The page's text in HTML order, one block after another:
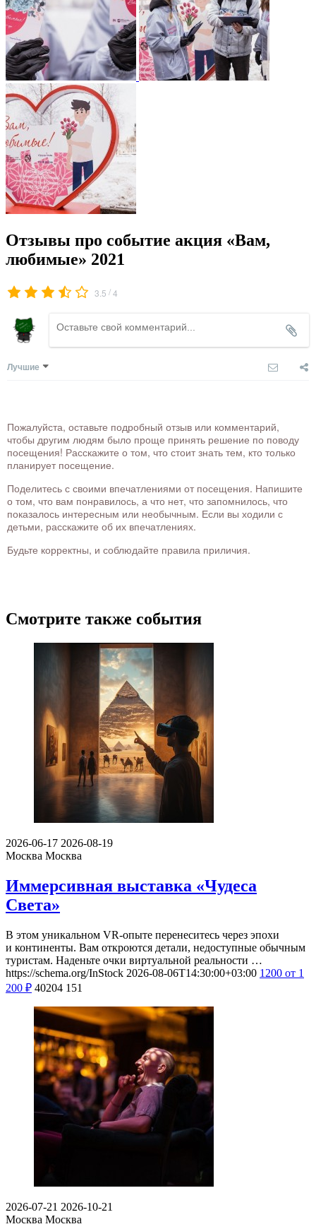
Отзывы про событие акция «Вам,
любимые» 2021
3.5 /4
Лучшие
Пожалуйста, оставьте подробный отзыв или комментарий,
чтобы другим людям было проще принять решение по поводу
посещения! Расскажите о том, что стоит знать тем, кто только
планирует посещение.
Поделитесь с своими впечатлениями от посещения. Напишите
о том, что вам понравилось, а что нет, что запомнилось, что
показалось интересным или необычным. Если вы ходили с
детьми, расскажите об их впечатлениях.
Будьте корректны, и соблюдайте правила приличия.
Смотрите также события
2026-06-17 2026-08-19
Москва Москва
Иммерсивная выставка «Чудеса
Света»
В этом уникальном VR-опыте перенеситесь через эпохи
и континенты. Вам откроются детали, недоступные обычным
туристам. Наденьте очки виртуальной реальности …
https://schema.org/InStock 2026-08-06T14:30:00+03:00 1200 от 1
200 ₽ 40204 151
2026-07-21 2026-10-21
Москва Москва